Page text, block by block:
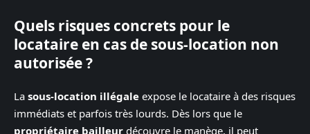
Quels risques concrets pour le
locataire en cas de sous-location non
autorisée ?
La sous-location illégale expose le locataire à des risques
immédiats et parfois très lourds. Dès lors que le
propriétaire bailleur découvre le manège, il peut